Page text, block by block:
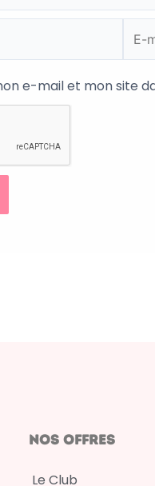
mail*
e-mail et mon site
nos offres
Le Club